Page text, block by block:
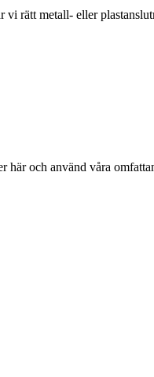
rätt metall- eller
här och använd våra